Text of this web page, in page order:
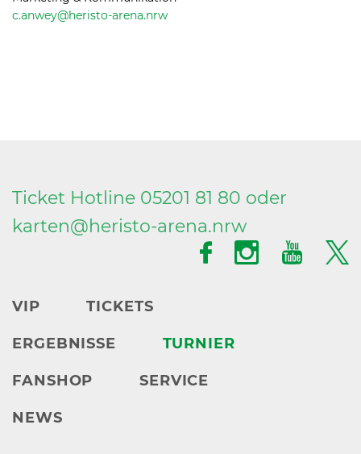
c.anwey@heristo-arena.nrw
Ticket Hotline 05201 81 80 oder
karten@heristo-arena.nrw
VIP TICKETS
ERGEBNISSE TURNIER
FANSHOP SERVICE
NEWS